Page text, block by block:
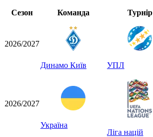
Сезон
Команда Турнір
2026/2027
Динамо Київ УПЛ
2026/2027
Україна
Ліга націй